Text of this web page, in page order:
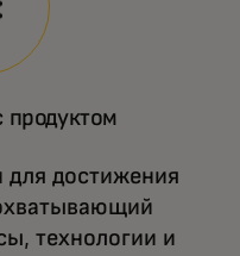
продуктом
для достижения
технологии и